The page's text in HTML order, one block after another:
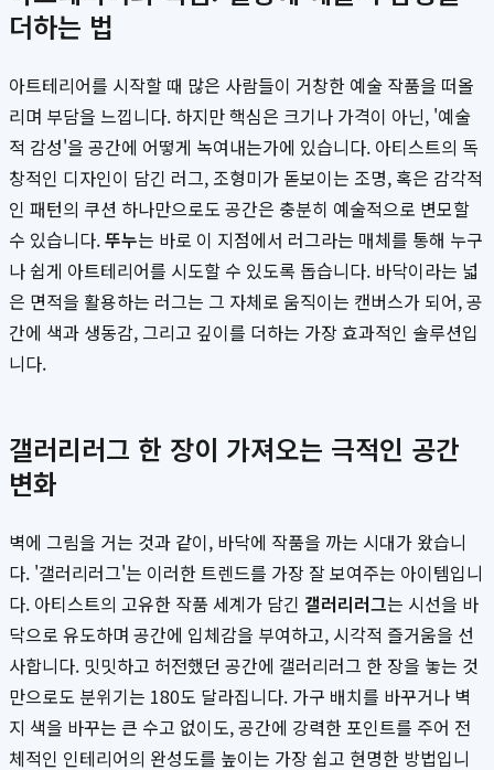
더하는 법
아트테리어를 시작할 때 많은 사람들이 거창한 예술 작품을 떠올
리며 부담을 느낍니다. 하지만 핵심은 크기나 가격이 아닌, '예술
적 감성'을 공간에 어떻게 녹여내는가에 있습니다. 아티스트의 독
창적인 디자인이 담긴 러그, 조형미가 돋보이는 조명, 혹은 감각적
인 패턴의 쿠션 하나만으로도 공간은 충분히 예술적으로 변모할
수 있습니다.뚜누는 바로 이 지점에서 러그라는 매체를 통해 누구
나 쉽게 아트테리어를 시도할 수 있도록 돕습니다. 바닥이라는 넓
은 면적을 활용하는 러그는 그 자체로 움직이는 캔버스가 되어, 공
간에 색과 생동감, 그리고 깊이를 더하는 가장 효과적인 솔루션입
니다.
갤러리러그 한 장이 가져오는 극적인 공간
변화
벽에 그림을 거는 것과 같이, 바닥에 작품을 까는 시대가 왔습니
다. '갤러리러그'는 이러한 트렌드를 가장 잘 보여주는 아이템입니
다. 아티스트의 고유한 작품 세계가 담긴 갤러리러그는 시선을 바
닥으로 유도하며 공간에 입체감을 부여하고, 시각적 즐거움을 선
사합니다. 밋밋하고 허전했던 공간에 갤러리러그 한 장을 놓는 것
만으로도 분위기는 180도 달라집니다. 가구 배치를 바꾸거나 벽
지 색을 바꾸는 큰 수고 없이도, 공간에 강력한 포인트를 주어 전
체적인 인테리어의 완성도를 높이는 가장 쉽고 현명한 방법입니